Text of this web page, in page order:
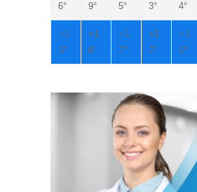
6°
9°
5°
3°
4°
+1
5°
+1
6°
+1
7°
+1
7°
+1
6°